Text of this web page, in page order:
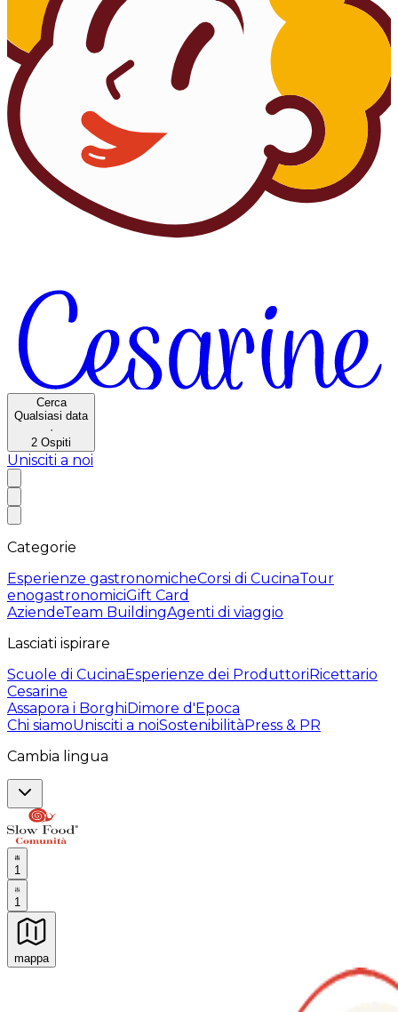
Cerca
Qualsiasi data
·
2 Ospiti
Unisciti a noi
Categorie
Esperienze gastronomicheCorsi di CucinaTour
enogastronomiciGift Card
AziendeTeam BuildingAgenti di viaggio
Lasciati ispirare
Scuole di CucinaEsperienze dei ProduttoriRicettario
Cesarine
Assapora i BorghiDimore d'Epoca
Chi siamoUnisciti a noiSostenibilitàPress & PR
Cambia lingua
1
1
mappa
Esperienze culinarie indimenticabili: Esperienze